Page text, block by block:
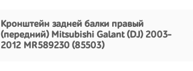
Кронштейн задней балки правый
(передний) Mitsubishi Galant (DJ) 2003-
2012 MR589230 (85503)